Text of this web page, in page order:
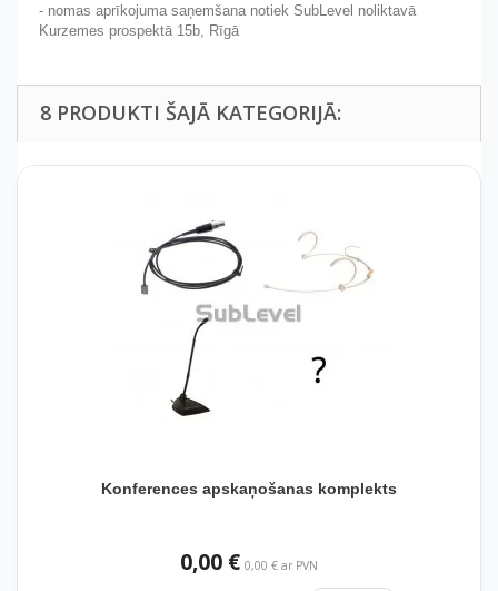
- nomas aprīkojuma saņemšana notiek SubLevel noliktavā
Kurzemes prospektā 15b, Rīgā
8 PRODUKTI ŠAJĀ KATEGORIJĀ:
Konferences apskaņošanas komplekts
0,00 € 0,00 € ar PVN